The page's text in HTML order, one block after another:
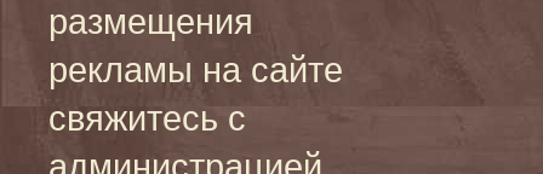
размещения
рекламы на сайте
свяжитесь с